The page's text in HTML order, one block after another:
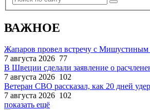
ВАЖНОЕ
Жапаров провел встречу с
7 августа 2026 77
В Швеции сделали заявление о
7 августа 2026 102
Ветеран СВО рассказал, как 20 дней
7 августа 2026 102
показать ещё